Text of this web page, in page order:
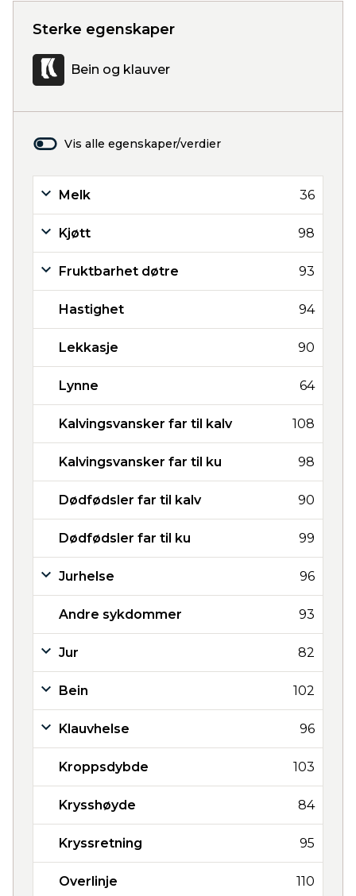
Sterke egenskaper
Bein og klauver
Vis alle egenskaper/verdier
Melk 36
Kjøtt 98
Fruktbarhet døtre 93
Hastighet 94
Lekkasje 90
Lynne 64
Kalvingsvansker far til kalv 108
Kalvingsvansker far til ku 98
Dødfødsler far til kalv 90
Dødfødsler far til ku 99
Jurhelse 96
Andre sykdommer 93
Jur 82
Bein 102
Klauvhelse 96
Kroppsdybde 103
Krysshøyde 84
Kryssretning 95
Overlinje 110